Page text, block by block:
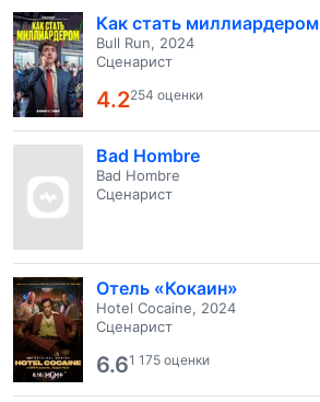
Как стать миллиардером
Bull Run, 2024
Сценарист
4.2254 оценки
Bad Hombre
Bad Hombre
Сценарист
Отель «Кокаин»
Hotel Cocaine, 2024
Сценарист
6.61 175 оценки